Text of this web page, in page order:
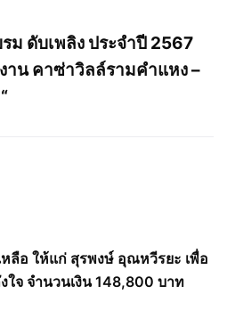
ม ดับเพลิง ประจำปี 2567
าน คาซ่าวิลล์รามคำแหง –
หลือ ให้แก่ สุรพงษ์ อุณหวีรยะ เพื่อ
ใจ จำนวนเงิน 148,800 บาท